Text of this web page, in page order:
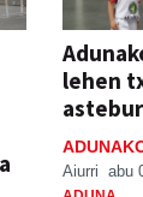
lehen
Aiurri abu